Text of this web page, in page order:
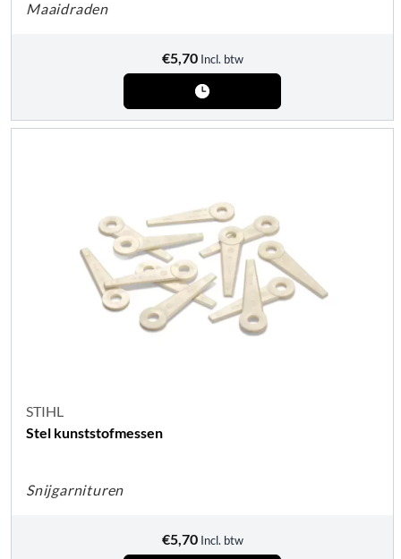
Maaidraden
€5,70 Incl. btw
STIHL
Stel kunststofmessen
Snijgarnituren
€5,70 Incl. btw